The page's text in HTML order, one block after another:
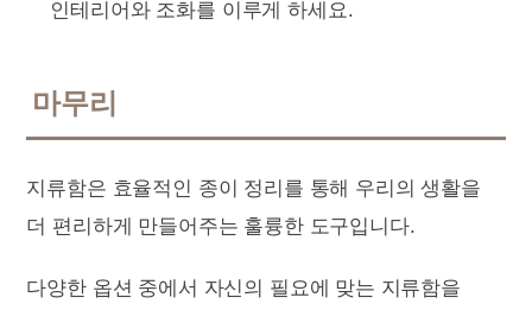
인테리어와 조화를 이루게 하세요.
마무리
지류함은 효율적인 종이 정리를 통해 우리의 생활을
더 편리하게 만들어주는 훌륭한 도구입니다.
다양한 옵션 중에서 자신의 필요에 맞는 지류함을